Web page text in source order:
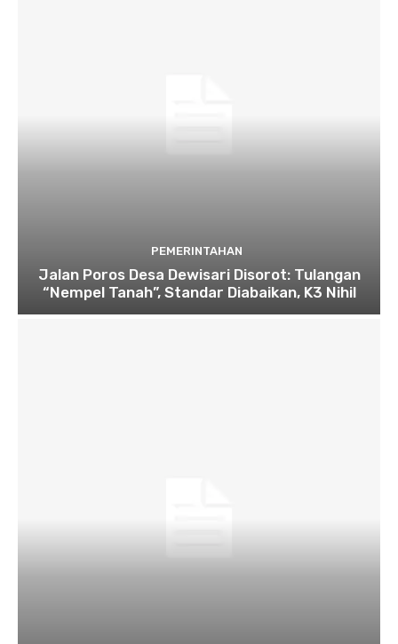
PEMERINTAHAN
Jalan Poros Desa Dewisari Disorot: Tulangan
“Nempel Tanah”, Standar Diabaikan, K3 Nihil